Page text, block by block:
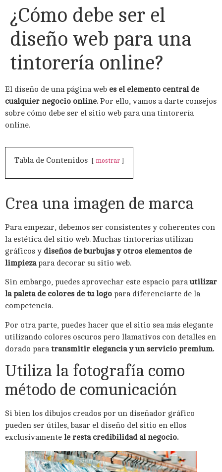
¿Cómo debe ser el
diseño web para una
tintorería online?
El diseño de una página web es el elemento central de
cualquier negocio online. Por ello, vamos a darte consejos
sobre cómo debe ser el sitio web para una tintorería
online.
Tabla de Contenidos mostrar
Crea una imagen de marca
Para empezar, debemos ser consistentes y coherentes con
la estética del sitio web. Muchas tintorerías utilizan
gráficos y diseños de burbujas y otros elementos de
limpiezapara decorar su sitio web.
Sin embargo, puedes aprovechar este espacio parautilizar
la paleta de colores de tu logo para diferenciarte de la
competencia.
Por otra parte, puedes hacer que el sitio sea más elegante
utilizando colores oscuros pero llamativos con detalles en
dorado paratransmitir elegancia y un servicio premium.
Utiliza la fotografía como
método de comunicación
Si bien los dibujos creados por un diseñador gráfico
pueden ser útiles, basar el diseño del sitio en ellos
exclusivamente le resta credibilidad al negocio.